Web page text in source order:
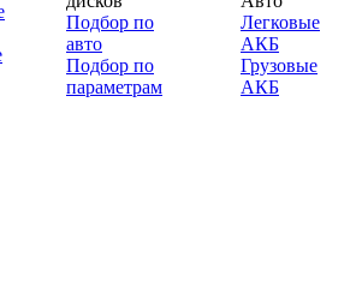
Подбор по
авто
Подбор по
параметрам
Легковые
АКБ
Грузовые
АКБ